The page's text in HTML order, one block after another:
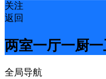
关注
返回
两室一厅一厨
全局导航